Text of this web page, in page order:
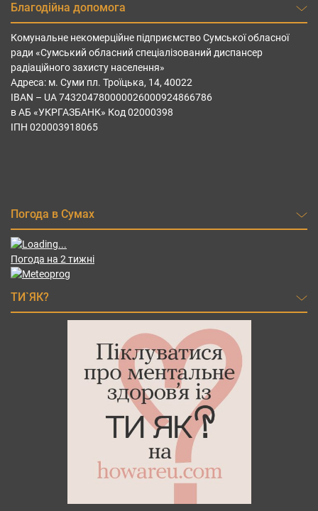
Благодійна допомога
Комунальне некомерційне підприємство Сумської обласної
ради «Сумський обласний спеціалізований диспансер
радіаційного захисту населення»
Адреса: м. Суми пл. Троїцька, 14, 40022
IBAN – UА 743204780000026000924866786
в АБ «УКРГАЗБАНК» Код 02000398
ІПН 020003918065
Погода в Сумах
Погода на 2 тижні
ТИ`ЯК?